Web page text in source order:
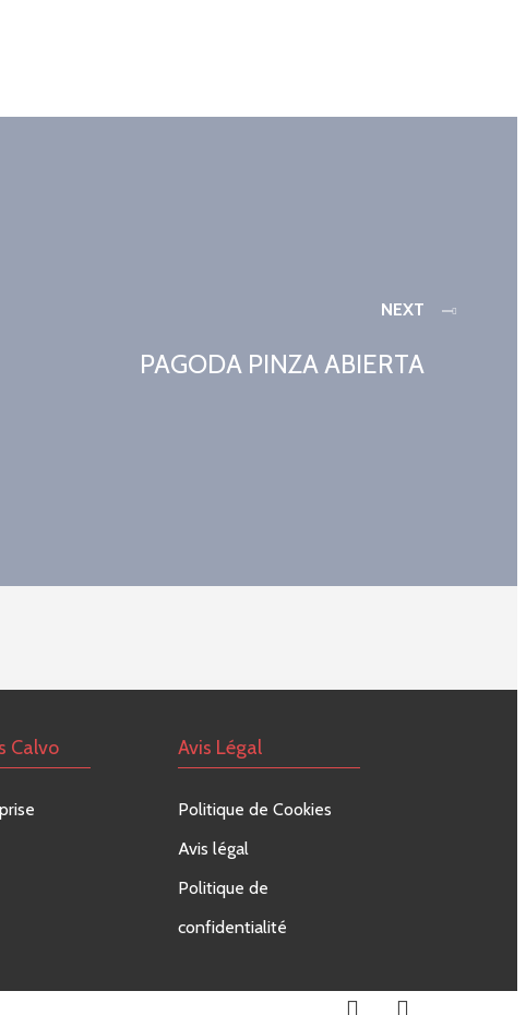
NEXT
PAGODA PINZA ABIERTA
Calvo Avis Légal
Politique de Cookies
Avis légal
Politique de
confidentialité